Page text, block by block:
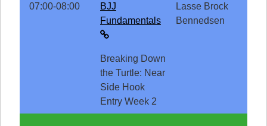
07:00-08:00
BJJ
Fundamentals
Breaking Down
the Turtle: Near
Side Hook
Entry Week 2
Lasse Brock
Bennedsen